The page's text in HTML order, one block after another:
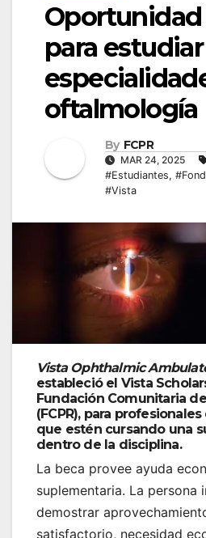
Oportunidad
para
oftalmología
By FCPR
MAR 24, 2025
#Estudiantes,
#Vista
Vista Ophthalmic
estableció el Vista
Fundación Comunitaria
(FCPR), para
que estén cursando una
dentro de la disciplina.
La beca provee ayuda
suplementaria. La persona
demostrar
satisfactorio, necesidad